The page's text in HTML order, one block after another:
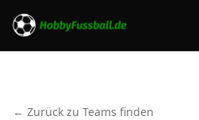
← Zurück zu Teams finden